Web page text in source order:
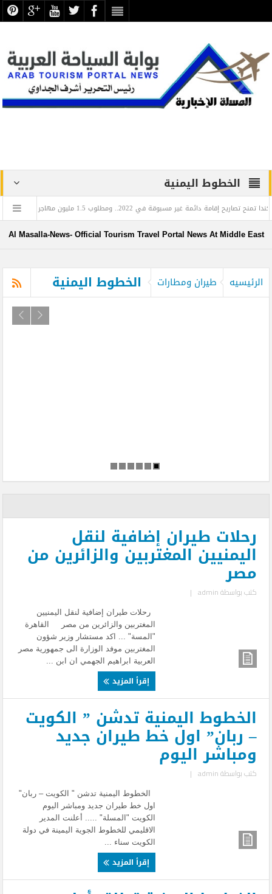
الخطوط اليمنية
دائمة غير مسبوقة في 2022.. ومطلوب 1.5 مليون مهاجر حتى 2025
عزاء
العالمي للغة العربية: تعرف على العالم المصري الذي أدخل اللغة العربية إلى روسيا
Al Masalla-News- Official Tourism Travel Portal News At Middle East
الرئيسيه طيران ومطارات الخطوط اليمنية
رحلات طيران إضافية لنقل
اليمنيين المغتربين والزائرين من
مصر
كتب بواسطةadmin
|
رحلات طيران إضافية لنقل اليمنيين
المغتربين والزائرين من مصر القاهرة
"المسة" ... اكد مستشار وزير شؤون
المغتربين موفد الوزارة الى جمهورية مصر
العربية ابراهيم الجهمي ان ابن ...
إقرأ المزيد
الخطوط اليمنية تدشن ” الكويت
– ربان” اول خط طيران جديد
ومباشر اليوم
كتب بواسطةadmin
|
الخطوط اليمنية تدشن " الكويت – ربان"
اول خط طيران جديد ومباشر اليوم
الكويت "المسلة" ..... أعلنت المدير
الاقليمي للخطوط الجوية اليمينة في دولة
الكويت سناء ...
إقرأ المزيد